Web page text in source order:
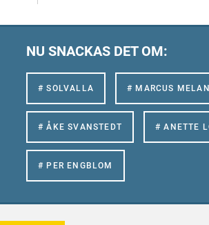
NU SNACKAS DET OM:
# SOLVALLA # MARCUS
# ÅKE SVANSTEDT # ANETTE
# PER ENGBLOM